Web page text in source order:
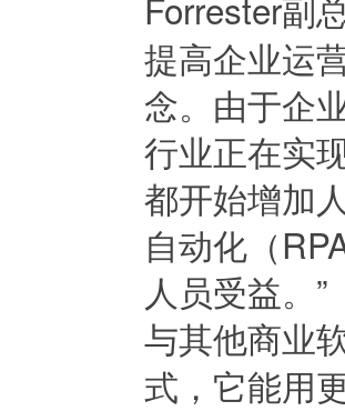
提高企业运
念。由于企
行业正在实
都开始增加
自动化（
人员受益。”
与其他商业
式，它能用